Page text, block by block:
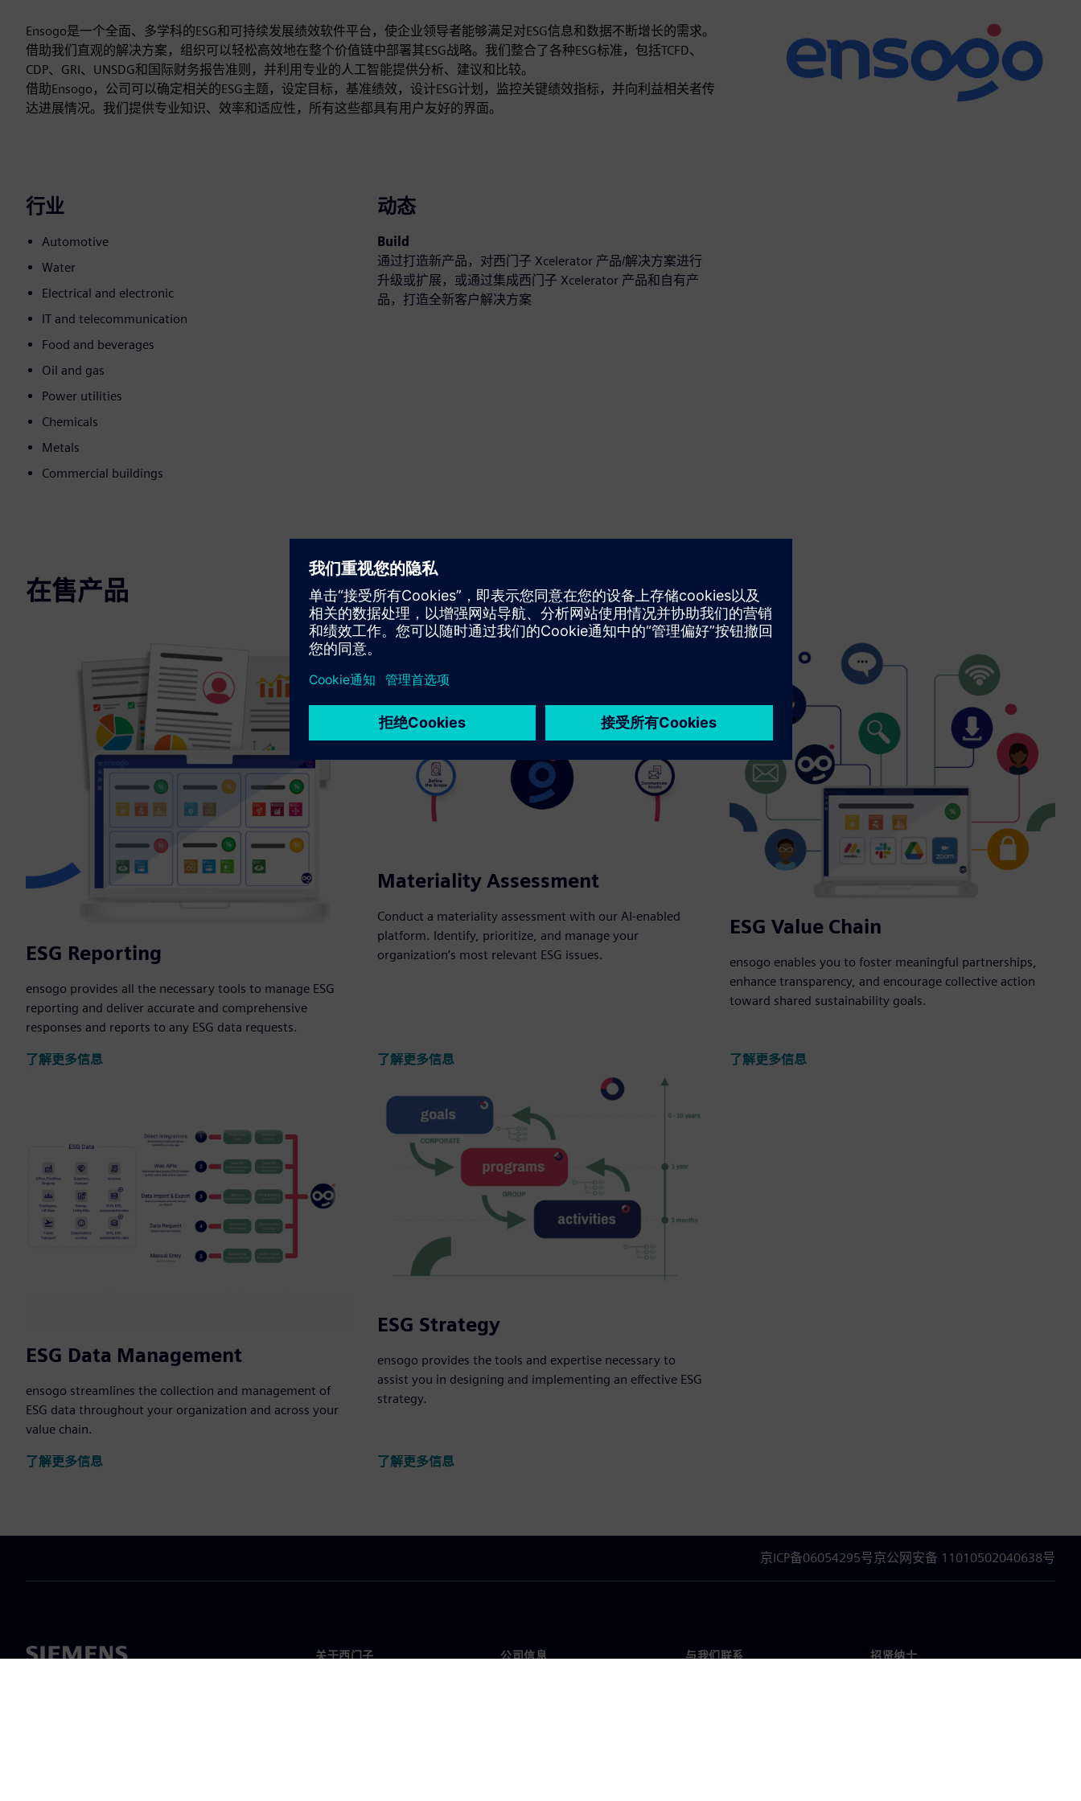
Ensogo是一个全面、多学科的ESG和可持续发展绩效软件平台，使企业领导者能够满足对ESG信息和数据不断增长的需求。
借助我们直观的解决方案，组织可以轻松高效地在整个价值链中部署其ESG战略。我们整合了各种ESG标准，包括TCFD、
CDP、GRI、UNSDG和国际财务报告准则，并利用专业的人工智能提供分析、建议和比较。
借助Ensogo，公司可以确定相关的ESG主题，设定目标，基准绩效，设计ESG计划，监控关键绩效指标，并向利益相关者传
达进展情况。我们提供专业知识、效率和适应性，所有这些都具有用户友好的界面。
行业
Automotive
Water
Electrical and electronic
IT and telecommunication
Food and beverages
Oil and gas
Power utilities
Chemicals
Metals
Commercial buildings
动态
Build
通过打造新产品，对西门子 Xcelerator 产品/解决方案进行
升级或扩展，或通过集成西门子 Xcelerator 产品和自有产
品，打造全新客户解决方案
在售产品
ESG Reporting
ensogo provides all the necessary tools to manage ESG
reporting and deliver accurate and comprehensive
responses and reports to any ESG data requests.
了解更多信息
Materiality Assessment
Conduct a materiality assessment with our AI-enabled
platform. Identify, prioritize, and manage your
organization’s most relevant ESG issues.
了解更多信息
ESG Value Chain
ensogo enables you to foster meaningful partnerships,
enhance transparency, and encourage collective action
toward shared sustainability goals.
了解更多信息
ESG Data Management
ensogo streamlines the collection and management of
ESG data throughout your organization and across your
value chain.
了解更多信息
ESG Strategy
ensogo provides the tools and expertise necessary to
assist you in designing and implementing an effective ESG
strategy.
了解更多信息
京ICP备06054295号京公网安备 11010502040638号
关于西门子 公司信息 与我们联系 招贤纳士